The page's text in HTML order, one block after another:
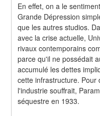
En effet, on a le
Grande Dépression
que les autres studios.
avec la crise actuelle,
rivaux contemporains
parce qu'il ne possédait
accumulé les dettes
cette infrastructure.
l'industrie souffrait,
séquestre en 1933.